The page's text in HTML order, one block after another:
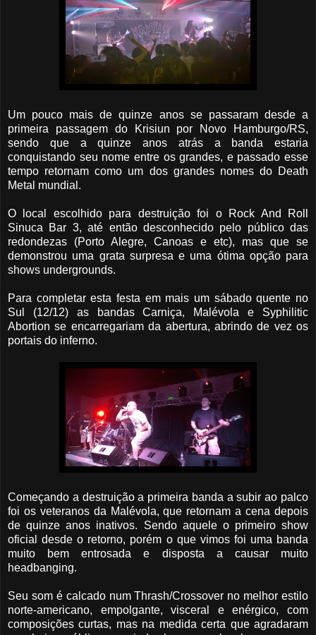
Um pouco mais de quinze anos se passaram desde a
primeira passagem do Krisiun por Novo Hamburgo/RS,
sendo que a quinze anos atrás a banda estaria
conquistando seu nome entre os grandes, e passado esse
tempo retornam como um dos grandes nomes do Death
Metal mundial.
O local escolhido para destruição foi o Rock And Roll
Sinuca Bar 3, até então desconhecido pelo público das
redondezas (Porto Alegre, Canoas e etc), mas que se
demonstrou uma grata surpresa e uma ótima opção para
shows undergrounds.
Para completar esta festa em mais um sábado quente no
Sul (12/12) as bandas Carniça, Malévola e Syphilitic
Abortion se encarregariam da abertura, abrindo de vez os
portais do inferno.
Começando a destruição a primeira banda a subir ao palco
foi os veteranos da Malévola, que retornam a cena depois
de quinze anos inativos. Sendo aquele o primeiro show
oficial desde o retorno, porém o que vimos foi uma banda
muito bem entrosada e disposta a causar muito
headbanging.
Seu som é calcado num Thrash/Crossover no melhor estilo
norte-americano, empolgante, visceral e enérgico, com
composições curtas, mas na medida certa que agradaram